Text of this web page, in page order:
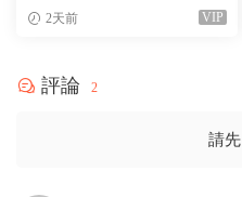
2天前 VIP
評論 2
請先